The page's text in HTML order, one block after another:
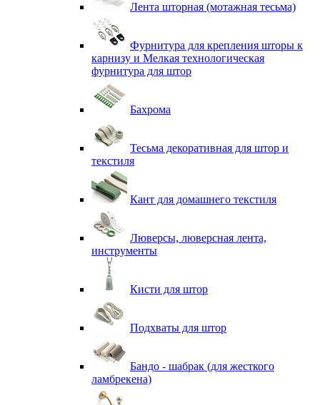
Лента шторная (мотажная тесьма)
Фурнитура для крепления шторы к
карнизу и Мелкая технологическая
фурнитура для штор
Бахрома
Тесьма декоративная для штор и
текстиля
Кант для домашнего текстиля
Люверсы, люверсная лента,
инструменты
Кисти для штор
Подхваты для штор
Бандо - шабрак (для жесткого
ламбрекена)